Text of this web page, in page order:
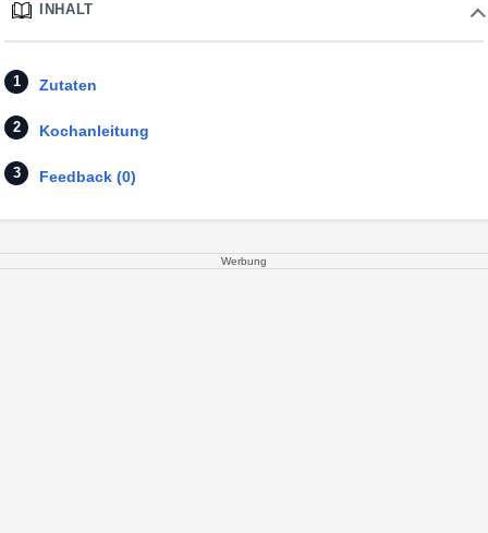
INHALT
Zutaten
Kochanleitung
Feedback (0)
Werbung